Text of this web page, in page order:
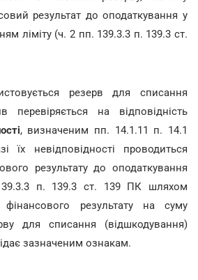
результат до оподаткування у
ліміту (ч. 2 пп. 139.3.3 п. 139.3 ст.
резерв для списання
перевіряється на відповідність
, визначеним пп. 14.1.11 п. 14.1
невідповідності проводиться
результату до оподаткування
п. 139.3 ст. 139 ПК шляхом
фінансового результату на суму
для списання (відшкодування)
зазначеним ознакам.